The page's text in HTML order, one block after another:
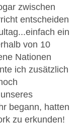
zwischen
entscheiden
ein
von 10
Nationen
ich zusätzlich
begann, hatten
zu erkunden!